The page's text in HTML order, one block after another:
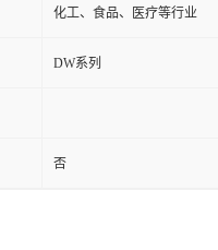
化工、食品、医疗等行业
DW系列
否